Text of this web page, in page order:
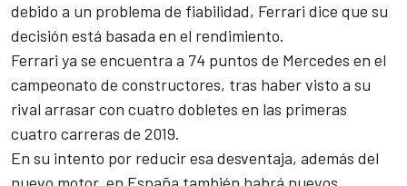
debido a un problema de fiabilidad, Ferrari dice que su
decisión está basada en el rendimiento.
Ferrari ya se encuentra a 74 puntos de Mercedes en el
campeonato de constructores, tras haber visto a su
rival arrasar con cuatro dobletes en las primeras
cuatro carreras de 2019.
En su intento por reducir esa desventaja, además del